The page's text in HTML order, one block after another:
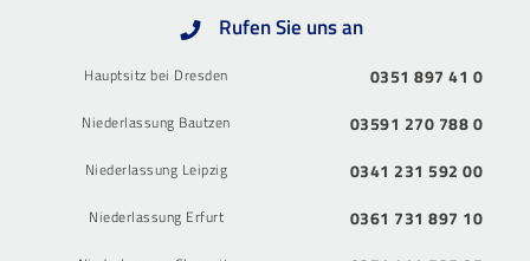
Rufen Sie uns an
Hauptsitz bei Dresden 0351 897 41 0
Niederlassung Bautzen 03591 270 788 0
Niederlassung Leipzig 0341 231 592 00
Niederlassung Erfurt 0361 731 897 10